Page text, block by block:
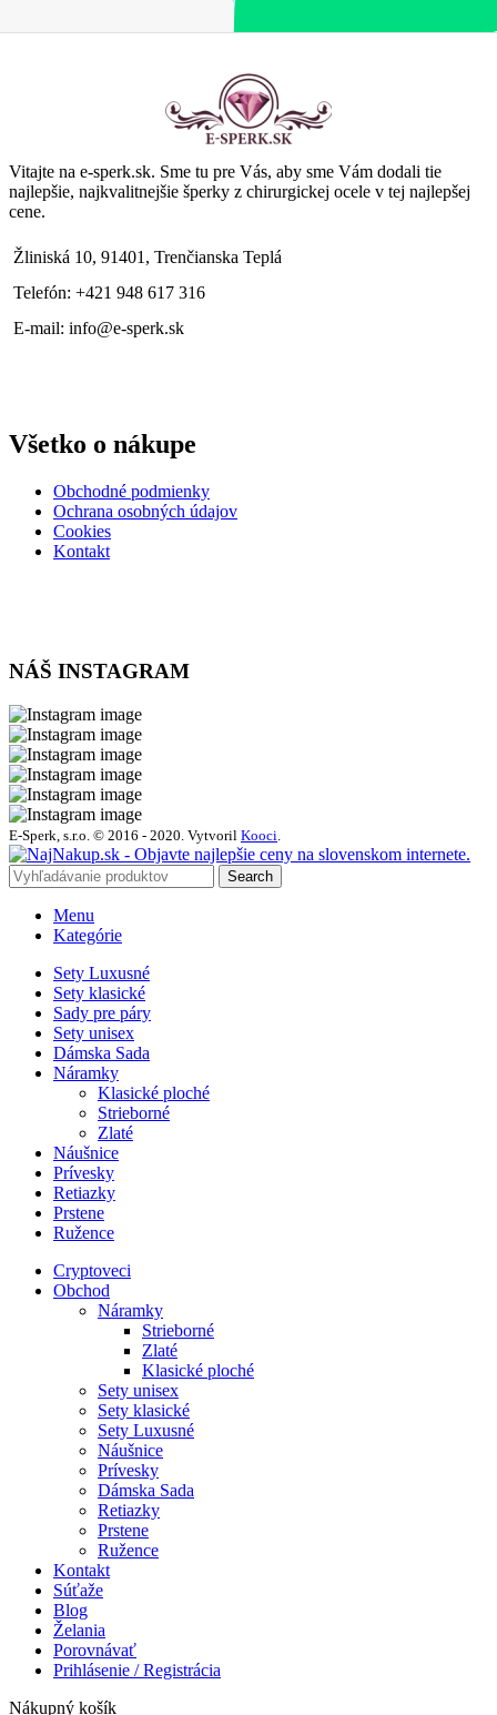
Vitajte na e-sperk.sk. Sme tu pre Vás, aby sme Vám dodali tie
najlepšie, najkvalitnejšie šperky z chirurgickej ocele v tej najlepšej
cene.
Žliniská 10, 91401, Trenčianska Teplá
Telefón: +421 948 617 316
E-mail: info@e-sperk.sk
Všetko o nákupe
Obchodné podmienky
Ochrana osobných údajov
Cookies
Kontakt
NÁŠ INSTAGRAM
E-Sperk, s.r.o. © 2016 - 2020. Vytvoril Kooci.
Search
Menu
Kategórie
Sety Luxusné
Sety klasické
Sady pre páry
Sety unisex
Dámska Sada
Náramky
Klasické ploché
Strieborné
Zlaté
Náušnice
Prívesky
Retiazky
Prstene
Ružence
Cryptoveci
Obchod
Náramky
Strieborné
Zlaté
Klasické ploché
Sety unisex
Sety klasické
Sety Luxusné
Náušnice
Prívesky
Dámska Sada
Retiazky
Prstene
Ružence
Kontakt
Súťaže
Blog
Želania
Porovnávať
Prihlásenie / Registrácia
Nákupný košík